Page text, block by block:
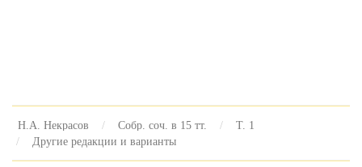
Н.А. Некрасов Собр. соч. в 15 тт.
Т. 1
Другие редакции и варианты